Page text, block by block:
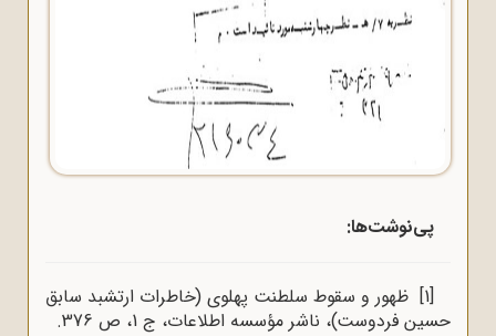
پی‌نوشت‌ها:
[1] ظهور و سقوط سلطنت پهلوی (خاطرات ارتشبد سابق
حسین فردوست)، ناشر مؤسسه اطلاعات، ج 1، ص 376.